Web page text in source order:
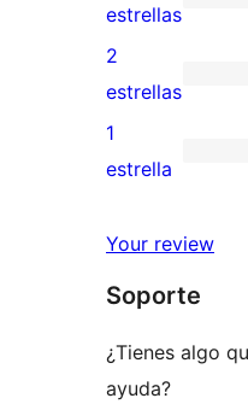
de
4
estrellas
0
valoraciones
de
3
estrellas
estrellas
1
valoración
de
estrellas
2
estrellas
0
de
estrellas
1
estrella
Your review
Soporte
¿Tienes algo
ayuda?